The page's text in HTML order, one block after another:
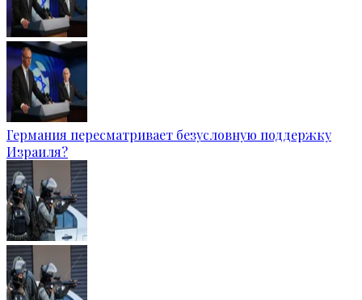
Германия пересматривает безусловную поддержку
Израиля?